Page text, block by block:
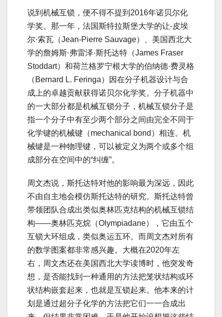
说到机械互锁，便不得不提到2016年诺贝尔化
学奖。那一年，法国斯特拉斯堡大学的让-皮埃
尔·索瓦（Jean-Pierre Sauvage）、美国西北大
学的詹姆斯·弗雷泽·斯托达特（James Fraser
Stoddart）和荷兰格罗宁根大学的伯纳德·费灵格
（Bernard L. Feringa）因在分子机器设计与合
成上的卓越贡献获得诺贝尔化学奖。分子机器中
的一大部分都是机械互锁分子，机械互锁分子是
指一个分子中有至少两个部分之间由完全不同于
化学键的机械键（mechanical bond）相连。机
械键是一种物理键，可以被定义为两个或多个组
成部分在空间中的“纠缠”。
周文杰说，斯托达特对他的影响最为深远，因此
不由自主地会模仿斯托达特的研究。斯托达特曾
带领团队合成出类似奥林匹克结构的机械互锁结
构——奥林匹克烷（Olympiadane），它由五个
互锁大环组成，类似奥运五环。而周文杰对所有
的数学图案都非常感兴趣。大概在2020年左
右，周文杰还在美国西北大学读博时，他突发奇
想，是否能找到一种通用的方法把笼状结构或环
状结构嵌套起来，也就是互锁起来。他本来的计
划是通过超分子化学的方法把它们一一合成出